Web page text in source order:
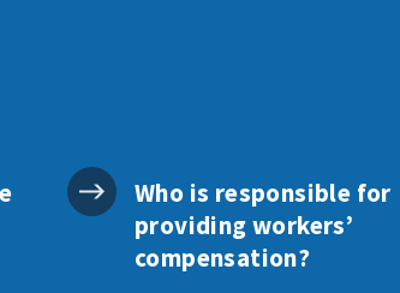
Who is responsible for
providing workers’
compensation?